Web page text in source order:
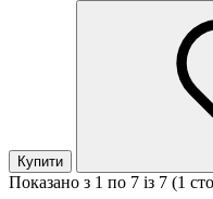
Купити
Показано з 1 по 7 із 7 (1